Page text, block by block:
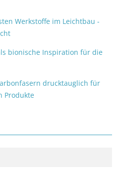
Werkstoffe im Leichtbau -
bionische Inspiration für die
drucktauglich für
Produkte